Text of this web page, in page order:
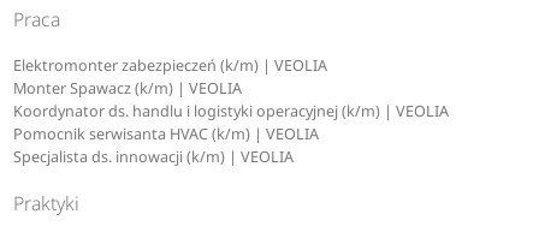
Praca
Elektromonter zabezpieczeń (k/m) | VEOLIA
Monter Spawacz (k/m) | VEOLIA
Koordynator ds. handlu i logistyki operacyjnej (k/m) | VEOLIA
Pomocnik serwisanta HVAC (k/m) | VEOLIA
Specjalista ds. innowacji (k/m) | VEOLIA
Praktyki